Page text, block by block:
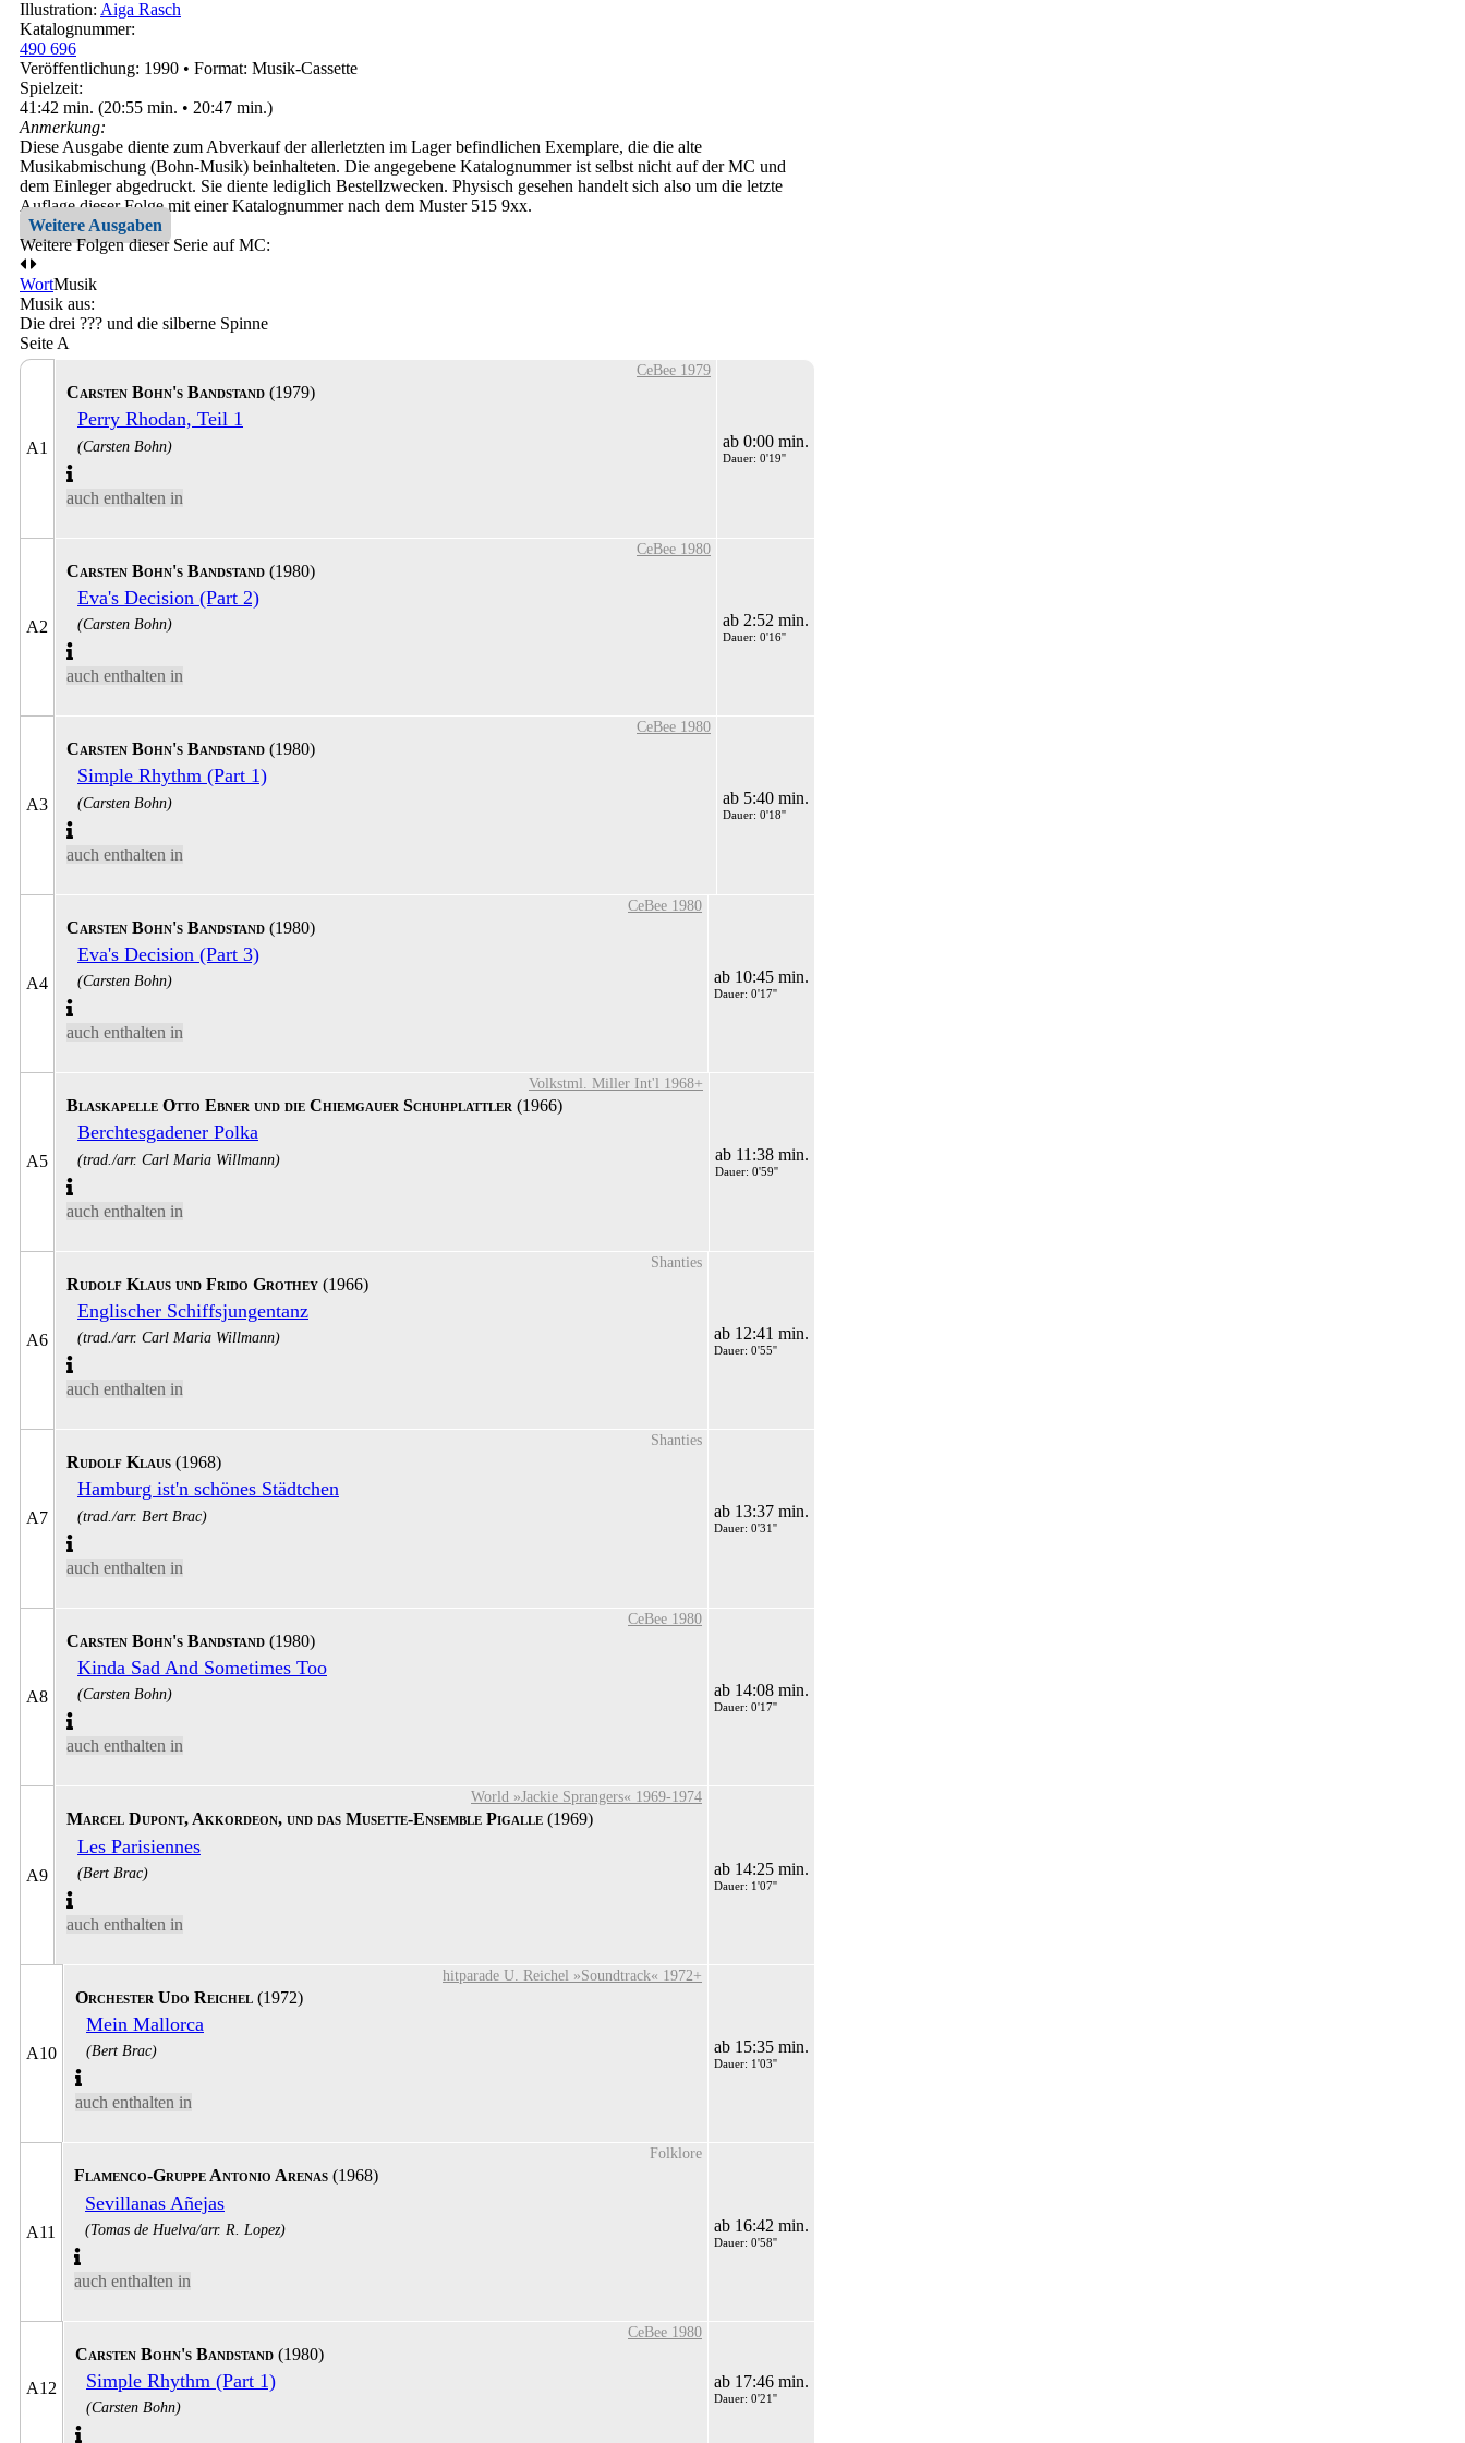
Illustration: Aiga Rasch
Katalognummer:
490 696
Veröffentlichung: 1990 • Format: Musik-Cassette
Spielzeit:
41:42 min. (20:55 min. • 20:47 min.)
Anmerkung:
Diese Ausgabe diente zum Abverkauf der allerletzten im Lager befindlichen Exemplare, die die alte
Musikabmischung (Bohn-Musik) beinhalteten. Die angegebene Katalognummer ist selbst nicht auf der MC und
dem Einleger abgedruckt. Sie diente lediglich Bestellzwecken. Physisch gesehen handelt sich also um die letzte
Auflage dieser Folge mit einer Katalognummer nach dem Muster 515 9xx.
Weitere Ausgaben
Weitere Folgen dieser Serie auf MC:
WortMusik
Musik aus:
Die drei ??? und die silberne Spinne
Seite A
A1
CeBee 1979
Carsten Bohn's Bandstand (1979)
Perry Rhodan, Teil 1
(Carsten Bohn)
auch enthalten in
ab 0:00 min.
Dauer: 0'19''
A2
CeBee 1980
Carsten Bohn's Bandstand (1980)
Eva's Decision (Part 2)
(Carsten Bohn)
auch enthalten in
ab 2:52 min.
Dauer: 0'16''
A3
CeBee 1980
Carsten Bohn's Bandstand (1980)
Simple Rhythm (Part 1)
(Carsten Bohn)
auch enthalten in
ab 5:40 min.
Dauer: 0'18''
A4
CeBee 1980
Carsten Bohn's Bandstand (1980)
Eva's Decision (Part 3)
(Carsten Bohn)
auch enthalten in
ab 10:45 min.
Dauer: 0'17''
A5
Volkstml. Miller Int'l 1968+
Blaskapelle Otto Ebner und die Chiemgauer Schuhplattler (1966)
Berchtesgadener Polka
(trad./arr. Carl Maria Willmann)
auch enthalten in
ab 11:38 min.
Dauer: 0'59''
A6
Shanties
Rudolf Klaus und Frido Grothey (1966)
Englischer Schiffsjungentanz
(trad./arr. Carl Maria Willmann)
auch enthalten in
ab 12:41 min.
Dauer: 0'55''
A7
Shanties
Rudolf Klaus (1968)
Hamburg ist'n schönes Städtchen
(trad./arr. Bert Brac)
auch enthalten in
ab 13:37 min.
Dauer: 0'31''
A8
CeBee 1980
Carsten Bohn's Bandstand (1980)
Kinda Sad And Sometimes Too
(Carsten Bohn)
auch enthalten in
ab 14:08 min.
Dauer: 0'17''
A9
World »Jackie Sprangers« 1969-1974
Marcel Dupont, Akkordeon, und das Musette-Ensemble Pigalle (1969)
Les Parisiennes
(Bert Brac)
auch enthalten in
ab 14:25 min.
Dauer: 1'07''
A10
hitparade U. Reichel »Soundtrack« 1972+
Orchester Udo Reichel (1972)
Mein Mallorca
(Bert Brac)
auch enthalten in
ab 15:35 min.
Dauer: 1'03''
A11
Folklore
Flamenco-Gruppe Antonio Arenas (1968)
Sevillanas Añejas
(Tomas de Huelva/arr. R. Lopez)
auch enthalten in
ab 16:42 min.
Dauer: 0'58''
A12
CeBee 1980
Carsten Bohn's Bandstand (1980)
Simple Rhythm (Part 1)
(Carsten Bohn)
ab 17:46 min.
Dauer: 0'21''